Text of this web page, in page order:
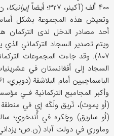
۴۰۰ ألف (آكينر، ۳۲۷؛ أيضاً
إيرانيكا،
وتعيش هذه المجموعة بشكل
أحد مصادر الدخل لدى التركمان
ويتم تصدير السجاد التركماني الذي
۸۰۷). وقد جاءت المجموعات
السجاد إلى أفغانستان في
الباسماچيين أمام البلاشفة (دوپري، ۶۱).
وأكبر المجاميع التركمانية فـي
(أو يموت)، تَريق ولَكَه إي في
(أو ساريق) وچَكره في أَندخوي؛
وماوري في دولت آباد (ن.ص؛ يزداني، ۱ /